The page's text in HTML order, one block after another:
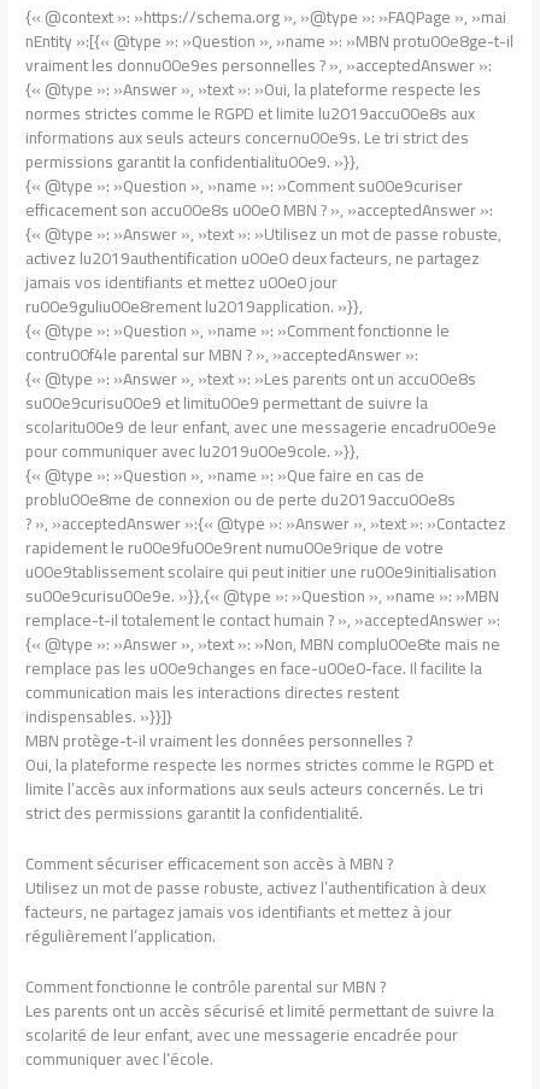
{« @context »: »https://schema.org », »@type »: »FAQPage », »mai
nEntity »:[{« @type »: »Question », »name »: »MBN protu00e8ge-t-il
vraiment les donnu00e9es personnelles ? », »acceptedAnswer »:
{« @type »: »Answer », »text »: »Oui, la plateforme respecte les
normes strictes comme le RGPD et limite lu2019accu00e8s aux
informations aux seuls acteurs concernu00e9s. Le tri strict des
permissions garantit la confidentialitu00e9. »}},
{« @type »: »Question », »name »: »Comment su00e9curiser
efficacement son accu00e8s u00e0 MBN ? », »acceptedAnswer »:
{« @type »: »Answer », »text »: »Utilisez un mot de passe robuste,
activez lu2019authentification u00e0 deux facteurs, ne partagez
jamais vos identifiants et mettez u00e0 jour
ru00e9guliu00e8rement lu2019application. »}},
{« @type »: »Question », »name »: »Comment fonctionne le
contru00f4le parental sur MBN ? », »acceptedAnswer »:
{« @type »: »Answer », »text »: »Les parents ont un accu00e8s
su00e9curisu00e9 et limitu00e9 permettant de suivre la
scolaritu00e9 de leur enfant, avec une messagerie encadru00e9e
pour communiquer avec lu2019u00e9cole. »}},
{« @type »: »Question », »name »: »Que faire en cas de
problu00e8me de connexion ou de perte du2019accu00e8s
? », »acceptedAnswer »:{« @type »: »Answer », »text »: »Contactez
rapidement le ru00e9fu00e9rent numu00e9rique de votre
u00e9tablissement scolaire qui peut initier une ru00e9initialisation
su00e9curisu00e9e. »}},{« @type »: »Question », »name »: »MBN
remplace-t-il totalement le contact humain ? », »acceptedAnswer »:
{« @type »: »Answer », »text »: »Non, MBN complu00e8te mais ne
remplace pas les u00e9changes en face-u00e0-face. Il facilite la
communication mais les interactions directes restent
indispensables. »}}]}
MBN protège-t-il vraiment les données personnelles ?
Oui, la plateforme respecte les normes strictes comme le RGPD et
limite l’accès aux informations aux seuls acteurs concernés. Le tri
strict des permissions garantit la confidentialité.
Comment sécuriser efficacement son accès à MBN ?
Utilisez un mot de passe robuste, activez l’authentification à deux
facteurs, ne partagez jamais vos identifiants et mettez à jour
régulièrement l’application.
Comment fonctionne le contrôle parental sur MBN ?
Les parents ont un accès sécurisé et limité permettant de suivre la
scolarité de leur enfant, avec une messagerie encadrée pour
communiquer avec l’école.